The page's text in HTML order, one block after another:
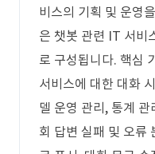
비스의 기획 및 운영
은 챗봇 관련 IT 서비
로 구성됩니다. 핵심
서비스에 대한 대화
델 운영 관리, 통계
회 답변 실패 및 오류